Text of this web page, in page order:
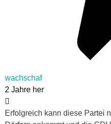
wachschaf
2 Jahre her
Erfolgreich kann diese Partei